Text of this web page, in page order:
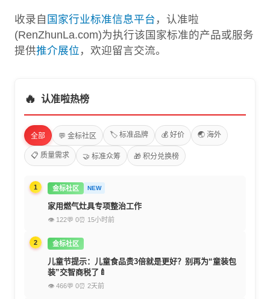
收录自 国家行业标准信息平台 ，认准啦
(RenZhunLa.com)为执行该国家标准的产品或服务
提供推介展位 ，欢迎留言交流。
🔥 认准啦热榜
全部 💬 金标社区 🏷️ 标准品牌 💰 好价 🌏 海外
📋 质量需求 🤝 标准众筹 🎁 积分兑换榜
1 金标社区 NEW
家用燃气灶具专项整治工作
👁 122💬 0⏰ 15小时前
2 金标社区
儿童节提示：儿童食品贵3倍就是更好？别再为“童装包
装”交智商税了🍼
👁 466💬 0⏰ 2天前